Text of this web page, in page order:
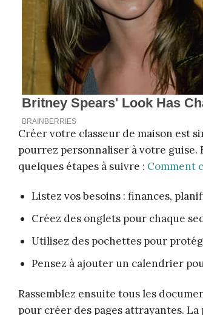
Créer votre classeur de maison est
pourrez personnaliser à votre
quelques étapes à suivre : Comment
Listez vos besoins : finances,
Créez des onglets pour chaque
Utilisez des pochettes pour
Pensez à ajouter un calendrier
Rassemblez ensuite tous les
pour créer des pages attrayantes.